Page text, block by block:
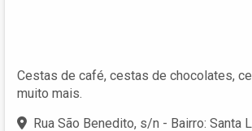
Cestas de café, cestas de chocolates,
muito mais.
Rua São Benedito, s/n - Bairro: Santa